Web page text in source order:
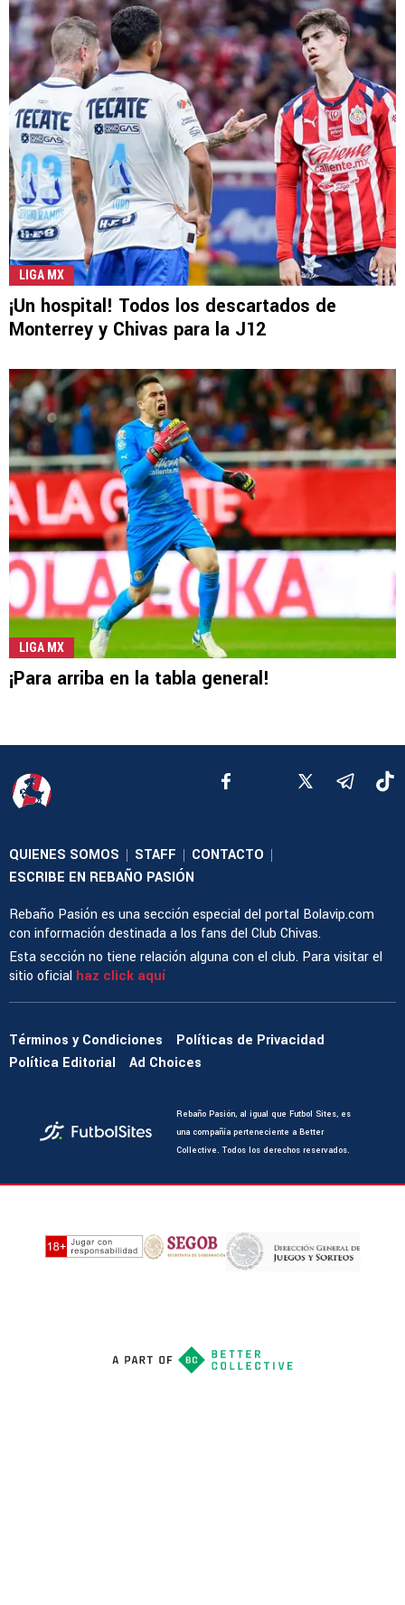
LIGA MX
¡Un hospital! Todos los descartados de
Monterrey y Chivas para la J12
LIGA MX
¡Para arriba en la tabla general!
QUIENES SOMOS | STAFF | CONTACTO |
ESCRIBE EN REBAÑO PASIÓN
Rebaño Pasión es una sección especial del portal Bolavip.com
con información destinada a los fans del Club Chivas.
Esta sección no tiene relación alguna con el club. Para visitar el
sitio oficial haz click aquí
Términos y Condiciones
Políticas de Privacidad
Política Editorial
Ad Choices
Rebaño Pasión, al igual que Futbol Sites, es
una compañía perteneciente a Better
Collective. Todos los derechos reservados.